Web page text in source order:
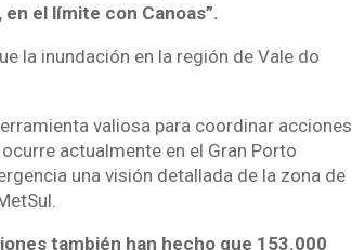
el límite con Canoas”.
la inundación en la región de Vale do
valiosa para coordinar acciones
actualmente en el Gran Porto
una visión detallada de la zona de
también han hecho que 153.000